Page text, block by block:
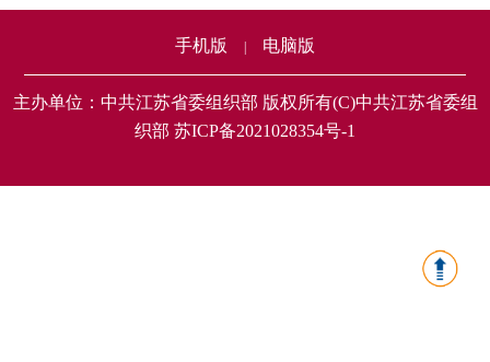
手机版 电脑版
主办单位：中共江苏省委组织部 版权所有(C)中共江苏省委组
织部 苏ICP备2021028354号-1